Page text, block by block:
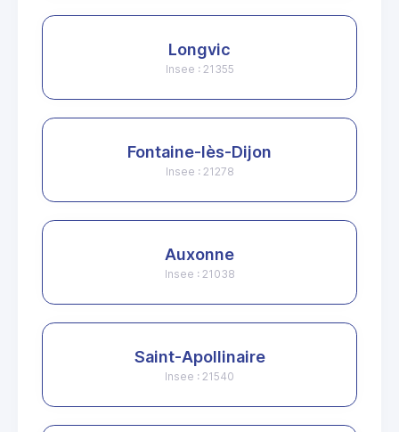
Longvic
Insee : 21355
Fontaine-lès-Dijon
Insee : 21278
Auxonne
Insee : 21038
Saint-Apollinaire
Insee : 21540